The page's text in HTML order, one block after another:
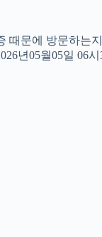
때문에 방문하
년05월05일 06